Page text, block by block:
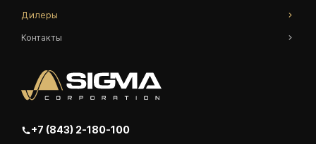
+7 (843) 2-180-100
Дилеры
Контакты